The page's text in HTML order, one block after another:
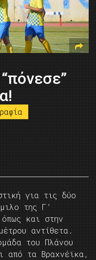
για τις δύο
της Γ’
και στην
αντίθετα.
του Πλάνου
από τα Βραχνέϊκα,